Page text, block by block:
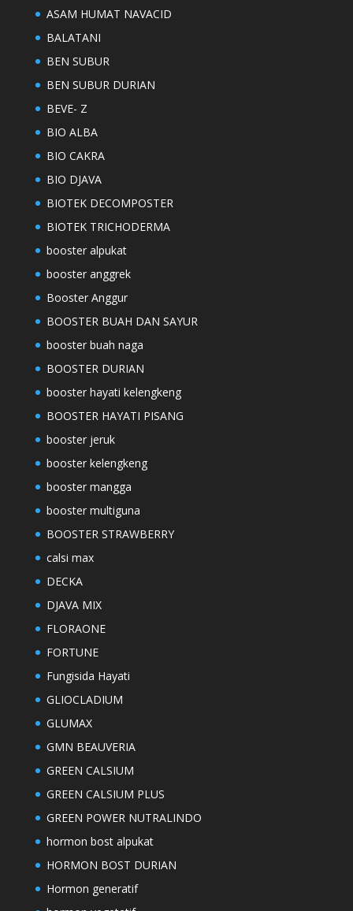
ASAM HUMAT NAVACID
BALATANI
BEN SUBUR
BEN SUBUR DURIAN
BEVE- Z
BIO ALBA
BIO CAKRA
BIO DJAVA
BIOTEK DECOMPOSTER
BIOTEK TRICHODERMA
booster alpukat
booster anggrek
Booster Anggur
BOOSTER BUAH DAN SAYUR
booster buah naga
BOOSTER DURIAN
booster hayati kelengkeng
BOOSTER HAYATI PISANG
booster jeruk
booster kelengkeng
booster mangga
booster multiguna
BOOSTER STRAWBERRY
calsi max
DECKA
DJAVA MIX
FLORAONE
FORTUNE
Fungisida Hayati
GLIOCLADIUM
GLUMAX
GMN BEAUVERIA
GREEN CALSIUM
GREEN CALSIUM PLUS
GREEN POWER NUTRALINDO
hormon bost alpukat
HORMON BOST DURIAN
Hormon generatif